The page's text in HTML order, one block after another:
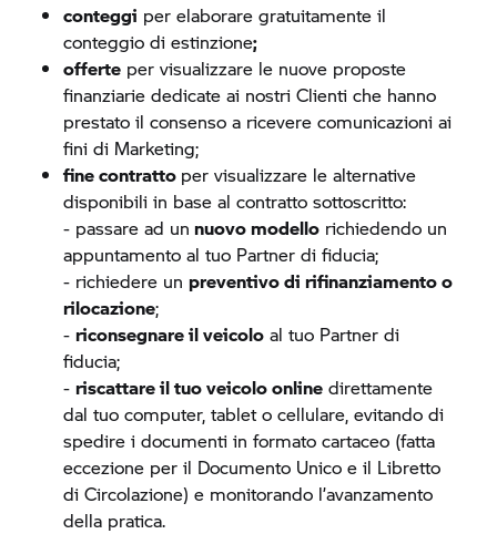
conteggi per elaborare gratuitamente il
conteggio di estinzione;
offerte per visualizzare le nuove proposte
finanziarie dedicate ai nostri Clienti che hanno
prestato il consenso a ricevere comunicazioni ai
fini di Marketing;
fine contratto per visualizzare le alternative
disponibili in base al contratto sottoscritto:
- passare ad un nuovo modello richiedendo un
appuntamento al tuo Partner di fiducia;
- richiedere unpreventivo di rifinanziamento o
rilocazione;
-riconsegnare il veicolo al tuo Partner di
fiducia;
-riscattare il tuo veicolo online direttamente
dal tuo computer, tablet o cellulare, evitando di
spedire i documenti in formato cartaceo (fatta
eccezione per il Documento Unico e il Libretto
di Circolazione) e monitorando l’avanzamento
della pratica.